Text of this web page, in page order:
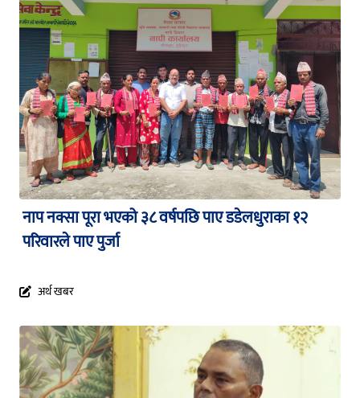
नाप नक्सा पूरा भएको ३८ वर्षपछि पाए डडेलधुराका १२
परिवारले पाए पुर्जा
अर्थ खबर